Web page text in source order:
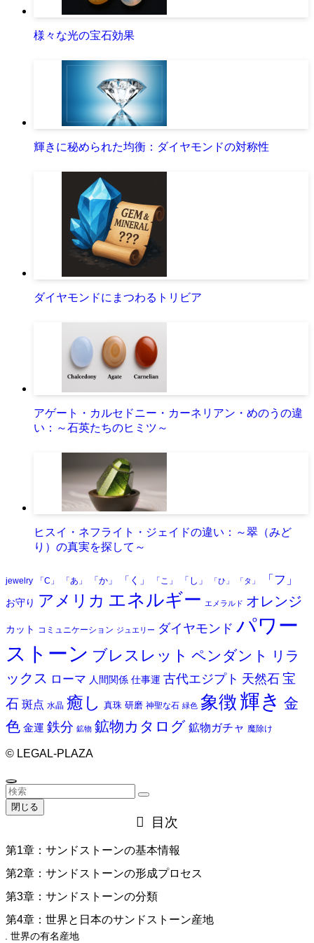
様々な光の宝石効果
輝きに秘められた均衡：ダイヤモンドの対称性
ダイヤモンドにまつわるトリビア
アゲート・カルセドニー・カーネリアン・めのうの違
い：～石英たちのヒミツ～
ヒスイ・ネフライト・ジェイドの違い：～翠（みど
り）の真実を探して～
jewelry 「C」 「あ」 「か」 「く」 「こ」 「し」 「ひ」 「タ」 「フ」
お守り アメリカ エネルギー エメラルド オレンジ
カット コミュニケーション ジュエリー ダイヤモンド パワー
ストーン ブレスレット ペンダント
リラ
ックス ローマ 人間関係 仕事運 古代エジプト 天然石 宝
石 斑点 水晶 癒し 真珠 研磨 神聖な石 緑色 象徴 輝き 金
色 金運 鉄分 鉱物 鉱物カタログ 鉱物ガチャ 魔除け
© LEGAL-PLAZA
閉じる
目次
第1章：サンドストーンの基本情報
第2章：サンドストーンの形成プロセス
第3章：サンドストーンの分類
第4章：世界と日本のサンドストーン産地
世界の有名産地